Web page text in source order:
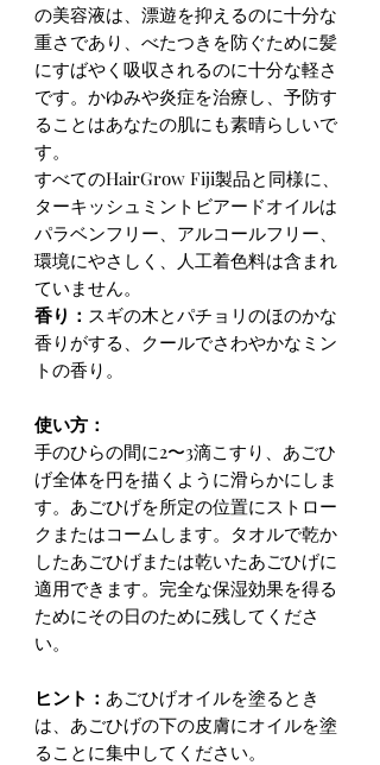
の美容液は、漂遊を抑えるのに十分な
重さであり、べたつきを防ぐために髪
にすばやく吸収されるのに十分な軽さ
です。かゆみや炎症を治療し、予防す
ることはあなたの肌にも素晴らしいで
す。
すべてのHairGrow Fiji製品と同様に、
ターキッシュミントビアードオイルは
パラベンフリー、アルコールフリー、
環境にやさしく、人工着色料は含まれ
ていません。
香り： スギの木とパチョリのほのかな
香りがする、クールでさわやかなミン
トの香り。
使い方：
手のひらの間に2〜3滴こすり、あごひ
げ全体を円を描くように滑らかにしま
す。あごひげを所定の位置にストロー
クまたはコームします。タオルで乾か
したあごひげまたは乾いたあごひげに
適用できます。完全な保湿効果を得る
ためにその日のために残してくださ
い。
ヒント： あごひげオイルを塗るとき
は、あごひげの下の皮膚にオイルを塗
ることに集中してください。